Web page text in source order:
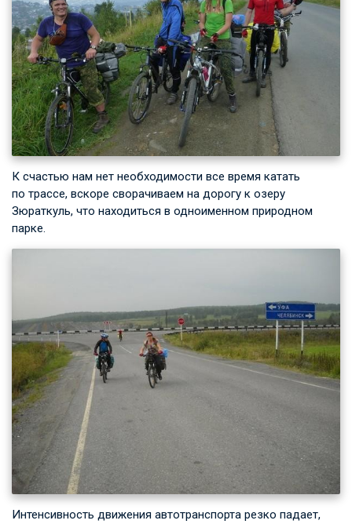
К счастью нам нет необходимости все время катать
по трассе, вскоре сворачиваем на дорогу к озеру
Зюраткуль, что находиться в одноименном природном
парке.
Интенсивность движения автотранспорта резко падает,